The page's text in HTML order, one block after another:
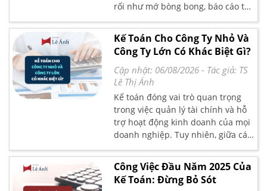
rối như mớ bòng bong, báo cáo tài
chính không biết làm thế nào cho
đúng, khai báo thuế thì lo sợ bị
phạt? Đây là những vấn đề rất phổ
biến khi làm kế toán cho doanh
nghiệp nhỏ, nhất là khi bạn không
có nhiều kinh nghiệm hoặc phải
làm đủ thứ việc cùng một lúc.
Kế Toán Cho Công Ty Nhỏ Và
Công Ty Lớn Có Khác Biệt Gì?
Cập nhật: 06/08/2026 - Tác giả: TS
Lê Thị Ánh
Kế toán đóng vai trò quan trọng
trong việc quản lý tài chính và hỗ
trợ hoạt động kinh doanh của mọi
doanh nghiệp. Tuy nhiên, giữa các
công ty nhỏ và công ty lớn, quy
trình và cách thức thực hiện công
việc kế toán có nhiều khác biệt rõ
rệt, từ phạm vi công việc, công cụ
Công Việc Đầu Năm 2025 Của
Kế Toán: Đừng Bỏ Sót